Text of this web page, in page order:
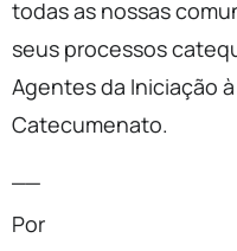
todas as nossas
seus processos
Agentes da Iniciação
Catecumenato.
Por